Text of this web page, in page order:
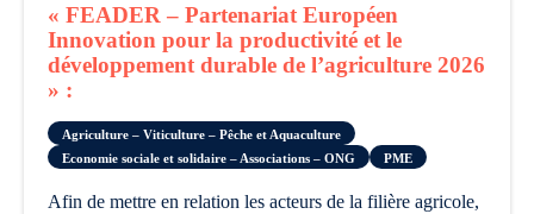
« FEADER – Partenariat Européen
Innovation pour la productivité et le
développement durable de l’agriculture 2026
» :
Agriculture – Viticulture – Pêche et Aquaculture
Economie sociale et solidaire – Associations – ONG
PME
afin de mettre en relation les acteurs de la filière agricole,